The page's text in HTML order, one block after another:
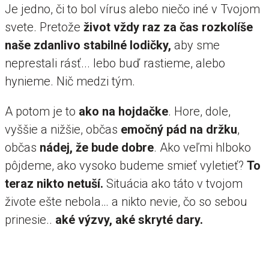
Je jedno, či to bol vírus alebo niečo iné v Tvojom
svete. Pretože život vždy raz za čas rozkolíše
naše zdanlivo stabilné lodičky, aby sme
neprestali rásť... lebo buď rastieme, alebo
hynieme. Nič medzi tým.
A potom je to ako na hojdačke. Hore, dole,
vyššie a nižšie, občas emočný pád na držku,
občas nádej, že bude dobre. Ako veľmi hlboko
pôjdeme, ako vysoko budeme smieť vyletieť? To
teraz nikto netuší. Situácia ako táto v tvojom
živote ešte nebola… a nikto nevie, čo so sebou
prinesie.. aké výzvy, aké skryté dary.